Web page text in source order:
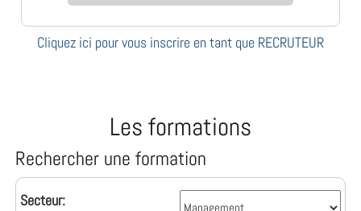
Cliquez ici pour vous inscrire en tant que RECRUTEUR
Les formations
Rechercher une formation
Secteur: